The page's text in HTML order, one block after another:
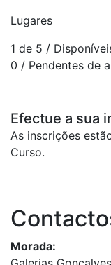
Lugares
1 de 5 /
0 / Pendentes de
Efectue a sua
As inscrições
Curso.
Morada: